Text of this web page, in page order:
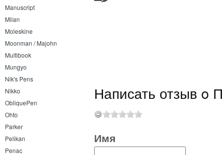
Manuscript
Milan
Moleskine
Moonman / Majohn
Multibook
Mungyo
Nik's Pens
Nikko
ObliquePen
Ohto
Parker
Pelikan
Penac
Pentel Brush Sign Pen Artist
Написать отзыв o
Имя